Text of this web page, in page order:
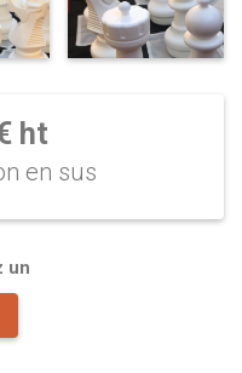
ht
en sus
un